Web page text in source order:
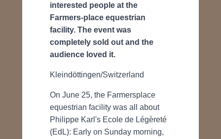
interested people at the
Farmers-place equestrian
facility. The event was
completely sold out and the
audience loved it.
Kleindöttingen/Switzerland
On June 25, the Farmersplace
equestrian facility was all about
Philippe Karl's Ecole de Légèreté
(EdL): Early on Sunday morning,